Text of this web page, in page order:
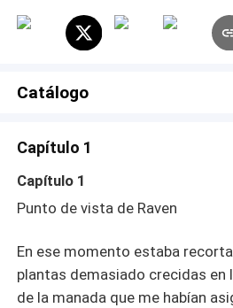
lo único que se interponía entre
mundial.
Catálogo
Capítulo 1
Capítulo 1
Punto de vista de Raven
En ese momento estaba
plantas demasiado crecidas en
de la manada que me habían